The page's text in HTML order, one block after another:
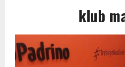
klub